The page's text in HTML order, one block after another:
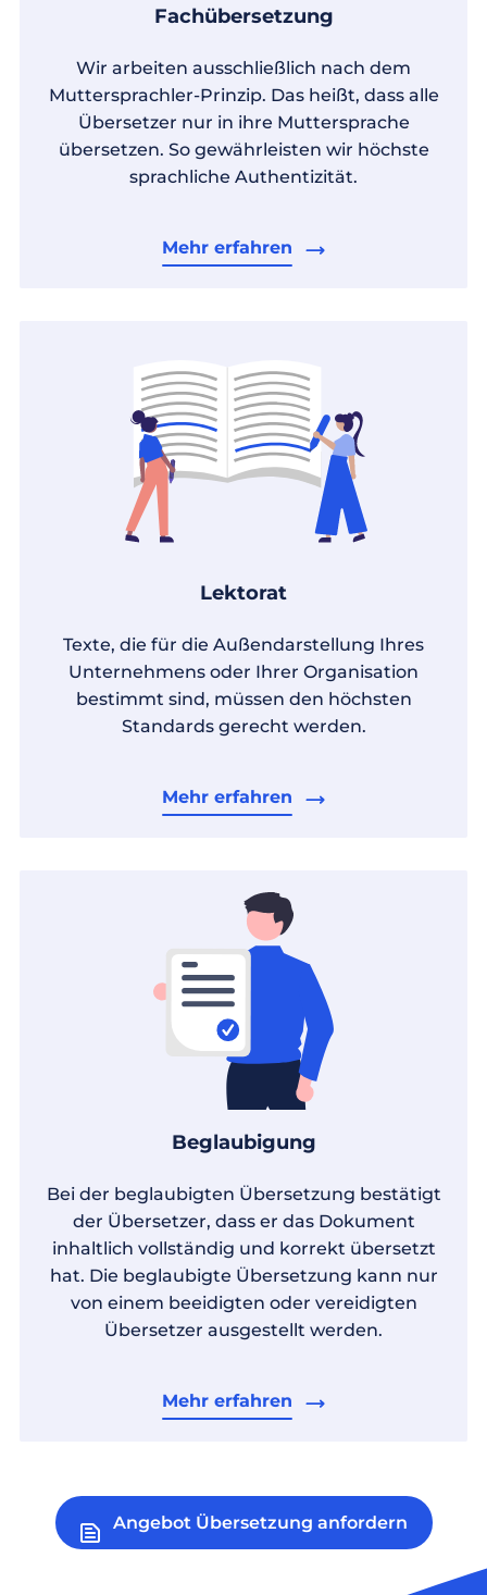
Fachübersetzung
Wir arbeiten ausschließlich nach dem
Muttersprachler-Prinzip. Das heißt, dass alle
Übersetzer nur in ihre Muttersprache
übersetzen. So gewährleisten wir höchste
sprachliche Authentizität.
Mehr erfahren
Lektorat
Texte, die für die Außendarstellung Ihres
Unternehmens oder Ihrer Organisation
bestimmt sind, müssen den höchsten
Standards gerecht werden.
Mehr erfahren
Beglaubigung
Bei der beglaubigten Übersetzung bestätigt
der Übersetzer, dass er das Dokument
inhaltlich vollständig und korrekt übersetzt
hat. Die beglaubigte Übersetzung kann nur
von einem beeidigten oder vereidigten
Übersetzer ausgestellt werden.
Mehr erfahren
Angebot Übersetzung anfordern